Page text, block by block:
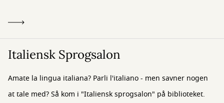
Italiensk Sprogsalon
Amate la lingua italiana? Parli l'italiano - men savner nogen
at tale med? Så kom i "Italiensk sprogsalon" på biblioteket.